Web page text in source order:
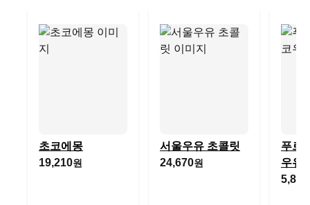
초코에몽
19,210원
서울우유 초콜릿
24,670원
푸르
우유
5,880